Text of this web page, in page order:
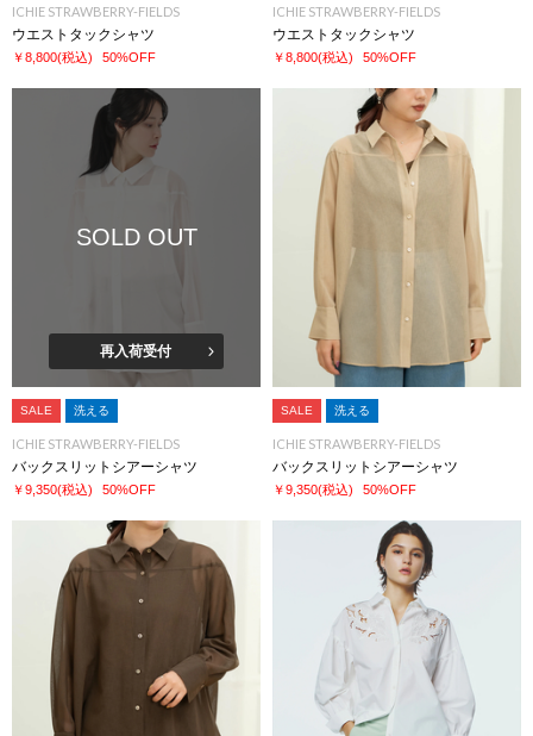
ICHIE STRAWBERRY-FIELDS
ウエストタックシャツ
￥8,800(税込) 50%OFF
ICHIE STRAWBERRY-FIELDS
ウエストタックシャツ
￥8,800(税込) 50%OFF
SOLD OUT
再入荷受付
SALE 洗える
ICHIE STRAWBERRY-FIELDS
バックスリットシアーシャツ
￥9,350(税込) 50%OFF
SALE 洗える
ICHIE STRAWBERRY-FIELDS
バックスリットシアーシャツ
￥9,350(税込) 50%OFF